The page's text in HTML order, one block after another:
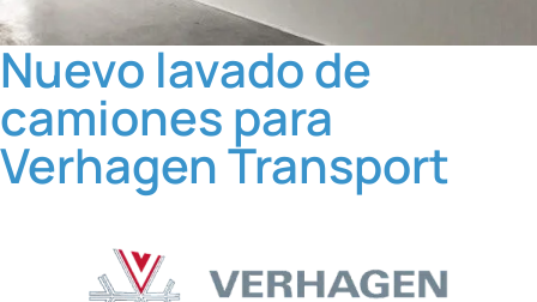
Nuevo lavado de
camiones para
Verhagen Transport